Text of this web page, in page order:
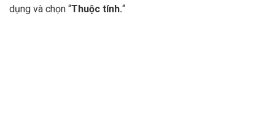
dụng và chọn “Thuộc tính.“